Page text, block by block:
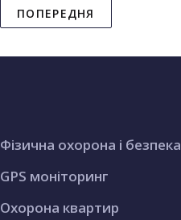
ПОПЕРЕДНЯ
Фізична охорона і безпека
GPS моніторинг
Охорона квартир